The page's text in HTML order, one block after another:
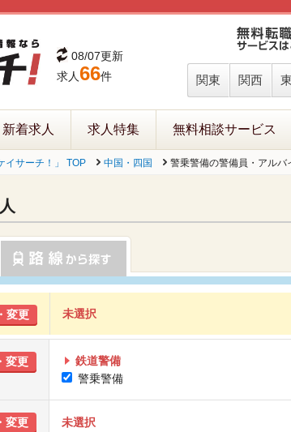
08/07更新
求人66件 関東 関西
新着求人 求人特集 無料相談サービス
イサーチ！」 TOP 中国・四国 警乗警備の警備員・アルバ
変更 未選択
変更
鉄道警備
警乗警備
変更 未選択